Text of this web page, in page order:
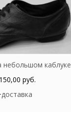
небольшом каблуке
руб.
доставка